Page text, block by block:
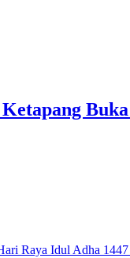
Raya Idul Adha